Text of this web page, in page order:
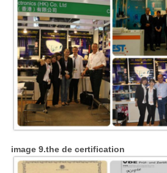
image 9.the de certification